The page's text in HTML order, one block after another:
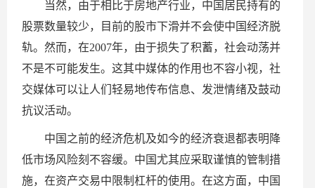
当然，由于相比于房地产行业，中国居民持有的
股票数量较少，目前的股市下滑并不会使中国经济脱
轨。然而，在2007年，由于损失了积蓄，社会动荡并
不是不可能发生。这其中媒体的作用也不容小视，社
交媒体可以让人们轻易地传布信息、发泄情绪及鼓动
抗议活动。
中国之前的经济危机及如今的经济衰退都表明降
低市场风险刻不容缓。中国尤其应采取谨慎的管制措
施，在资产交易中限制杠杆的使用。在这方面，中国